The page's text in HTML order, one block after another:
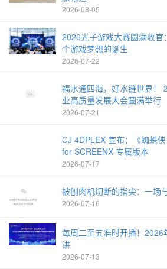
2026-08-05
2026光子游戏大赛圆满收
个游戏梦想的诞生
2026-07-22
福水通四海，好水链世界！
业高质量发展大会圆满举行
2026-07-21
CJ 4DPLEX 宣布：《蜘蛛
for SCREENX 专属版本
2026-07-17
被刨肉机切断的指尖：一场
2026-07-16
每周二至五准时开播！2026
讲
2026-07-13